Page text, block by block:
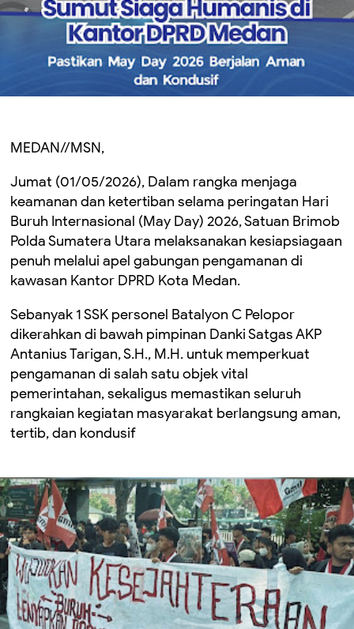
MEDAN//MSN,
Jumat (01/05/2026), Dalam rangka menjaga
keamanan dan ketertiban selama peringatan Hari
Buruh Internasional (May Day) 2026, Satuan Brimob
Polda Sumatera Utara melaksanakan kesiapsiagaan
penuh melalui apel gabungan pengamanan di
kawasan Kantor DPRD Kota Medan.
Sebanyak 1 SSK personel Batalyon C Pelopor
dikerahkan di bawah pimpinan Danki Satgas AKP
Antanius Tarigan, S.H., M.H. untuk memperkuat
pengamanan di salah satu objek vital
pemerintahan, sekaligus memastikan seluruh
rangkaian kegiatan masyarakat berlangsung aman,
tertib, dan kondusif